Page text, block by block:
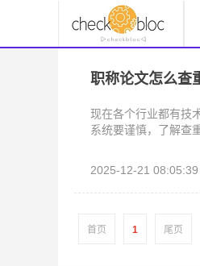
职称论文怎么查
现在各个行业都有技
系统要谨慎，了解查
2025-12-21 08:05:39
首页 1 尾页